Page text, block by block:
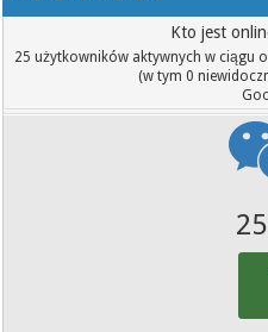
Kto jest
25 użytkowników aktywnych w ciągu
(w tym 0